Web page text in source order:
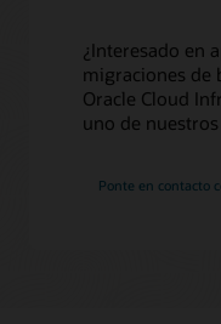
¿Interesado en
migraciones de
Oracle Cloud
uno de
Ponte en contacto